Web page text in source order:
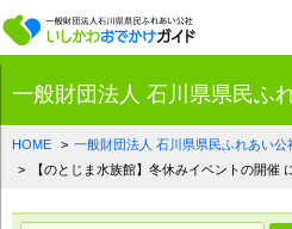
一
一般財団法人 石川県県民ふ
HOME 一般財団法人 石川県県民ふれあい公
【のとじま水族館】冬休みイベントの開催